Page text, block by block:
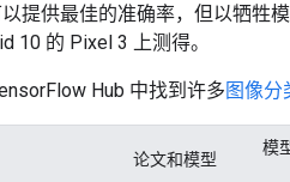
提供最佳的准确率，但以牺牲
10 的 Pixel 3 上测得。
Hub 中找到许多图像分
论文和模型
模